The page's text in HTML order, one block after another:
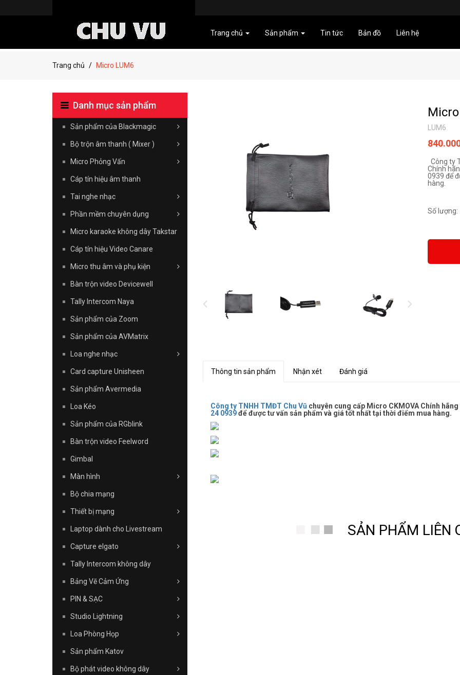
Trang chủ Sản phẩm Tin tức Bản đồ Liên hệ
Trang chủ Micro LUM6
LUM6
Công ty
Chính
0939 để
hàng.
Số lượng:
Thông tin sản phẩm Nhận xét Đánh giá
Công ty TNHH TMĐT Chu Vũ chuyên cung cấp Micro CKMOVA Chính
24 0939 để được tư vấn sản phẩm và giá tốt nhất tại thời điểm mua hàng.
SẢN PHẨM LIÊN
Danh mục sản phẩm
Sản phẩm của Blackmagic
Bộ trộn âm thanh ( Mixer )
Micro Phỏng Vấn
Cáp tín hiệu âm thanh
Tai nghe nhạc
Phần mềm chuyên dụng
Micro karaoke không dây Takstar
Cáp tín hiệu Video Canare
Micro thu âm và phụ kiện
Bàn trộn video Devicewell
Tally Intercom Naya
Sản phẩm của Zoom
Sản phẩm của AVMatrix
Loa nghe nhạc
Card capture Unisheen
Sản phẩm Avermedia
Loa Kéo
Sản phẩm của RGblink
Bàn trộn video Feelword
Gimbal
Màn hình
Bộ chia mạng
Thiết bị mạng
Laptop dành cho Livestream
Capture elgato
Tally Intercom không dây
Bảng Vẽ Cảm Ứng
PIN & SẠC
Studio Lightning
Loa Phòng Họp
Sản phẩm Katov
Bộ phát video không dây